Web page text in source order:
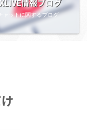
情報ブログ
チャットに関するブログ